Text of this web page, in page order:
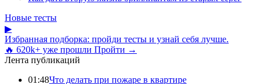
Новые тесты
▶
Избранная подборка: пройди тесты и узнай себя лучше.
🔥 620k+ уже прошли Пройти →
Лента публикаций
01:48Что делать при пожаре в квартире